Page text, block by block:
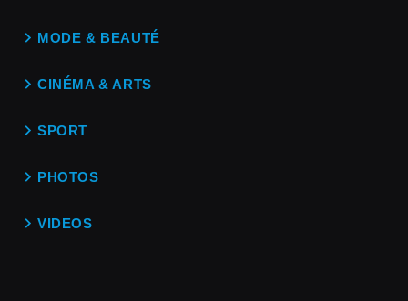
MODE & BEAUTÉ
CINÉMA & ARTS
SPORT
PHOTOS
VIDEOS